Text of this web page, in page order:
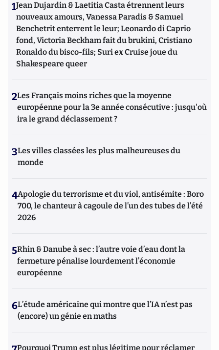
1Jean Dujardin & Laetitia Casta étrennent leurs
nouveaux amours, Vanessa Paradis & Samuel
Benchetrit enterrent le leur; Leonardo di Caprio
fond, Victoria Beckham fait du brukini, Cristiano
Ronaldo du bisco-fils; Suri ex Cruise joue du
Shakespeare queer
2Les Français moins riches que la moyenne
européenne pour la 3e année consécutive : jusqu'où
ira le grand déclassement ?
3Les villes classées les plus malheureuses du
monde
4Apologie du terrorisme et du viol, antisémite : Boro
700, le chanteur à cagoule de l’un des tubes de l’été
2026
5Rhin & Danube à sec : l’autre voie d’eau dont la
fermeture pénalise lourdement l’économie
européenne
6L’étude américaine qui montre que l’IA n’est pas
(encore) un génie en maths
Pourquoi Trump est plus légitime pour réclamer